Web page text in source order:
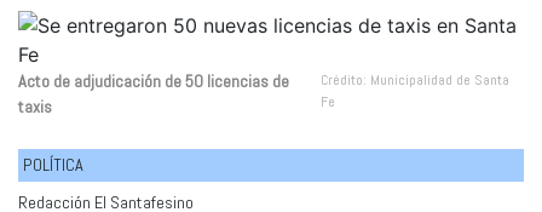
Acto de adjudicación de 50 licencias de
taxis
Crédito: Municipalidad de Santa
Fe
POLÍTICA
Redacción El Santafesino